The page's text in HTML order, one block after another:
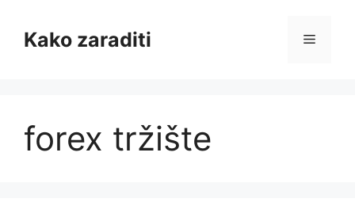
contentKako zaraditi Menu
forex tržište